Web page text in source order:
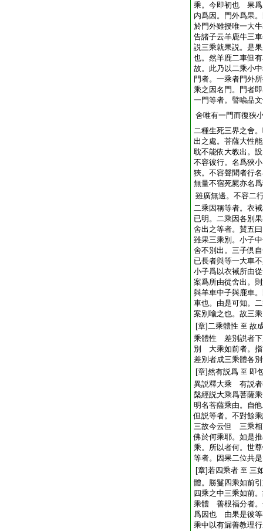
乘。今即初也 果爲
内爲因。門外爲果
於門外雖授唯一大
告諸子云羊鹿牛三
説三乘就果説。是
也。然羊鹿二車但
故。此乃以二乘小
門者。一乘者門外
乘之因名門。門者
一門等者。譬喩品
舍唯有一門而復狹
二種生死三界之舍
出之處。菩薩大性
耽不能依大教出。
不容彼行。名爲狹
狹。不容聲聞者行
無量不宿死屍亦名
雖廣無邊。不容二
二乘因稱等者。衣
已明。二乘因各別
舍出之等者。賛五
雖果三乘別。小子
舍不別出。三子倶
已長者與等一大車
小子爲以衣裓所由
案爲所由從舍出。
與羊車中子與鹿車
車也。由是可知。
案別喩之也。故三
[章]二乘體性 至 故
乘體性 差別説者下
別 大乘如前者。
差別者成三乘體各
[章]然有説爲 至 即
異説釋大乘 有説者
槃經説大乘爲菩薩
明名菩薩乘由。自
但説等者。不對餘
三故今云但 三乘相
佛於何乘耶。如是
乘。所以者何。世
等者。因果二位共
[章]若四乘者 至 三
體。勝鬘四乘如前
四乘之中三乘如前
乘體 善根福分者。
爲因也 由果是彼等
乘中以有漏善教理